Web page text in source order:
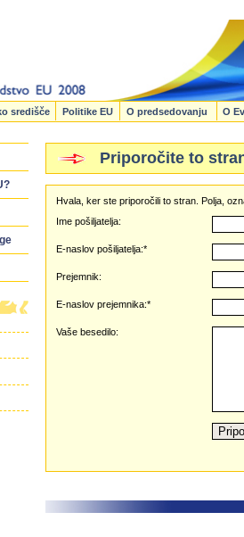
središče Politike EU O predsedovanju O
Priporočite to
Hvala, ker ste priporočili to stran. Polja,
Ime pošiljatelja:
E-naslov pošiljatelja:*
Prejemnik:
E-naslov prejemnika:*
Vaše besedilo: